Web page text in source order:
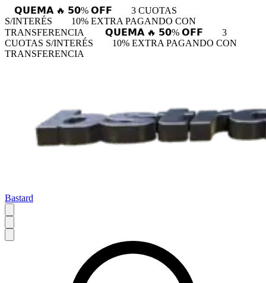
𝗤𝗨𝗘𝗠𝗔 🔥 𝟱𝟬% 𝗢𝗙𝗙
3 CUOTAS
S/INTERÉS
10% EXTRA PAGANDO CON
TRANSFERENCIA
𝗤𝗨𝗘𝗠𝗔 🔥 𝟱𝟬% 𝗢𝗙𝗙
3
CUOTAS S/INTERÉS
10% EXTRA PAGANDO CON
TRANSFERENCIA
Bastard